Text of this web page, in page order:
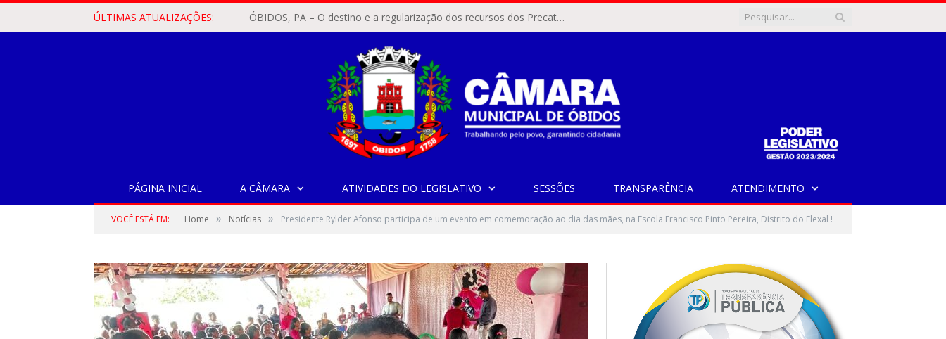
ÚLTIMAS ATUALIZAÇÕES: ÓBIDOS, PA – O destino e a regularização dos recursos dos Precatórios do FUNDEF (Fundo de Manutenção e Desenvolvimento do Ensino Fundamental e de Valorização do Magistério) voltaram a pautar as discussões na Câmara Municipal de Óbidos.
PÁGINA INICIAL A CÂMARA ATIVIDADES DO LEGISLATIVO SESSÕES TRANSPARÊNCIA ATENDIMENTO
VOCÊ ESTÁ EM: Home » Notícias » Presidente Rylder Afonso participa de um evento em comemoração ao dia das mães, na Escola Francisco Pinto Pereira, Distrito do Flexal !